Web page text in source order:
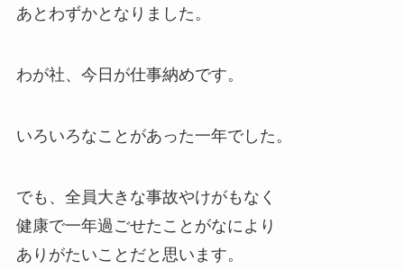
あとわずかとなりました。
わが社、今日が仕事納めです。
いろいろなことがあった一年でした。
でも、全員大きな事故やけがもなく
健康で一年過ごせたことがなにより
ありがたいことだと思います。